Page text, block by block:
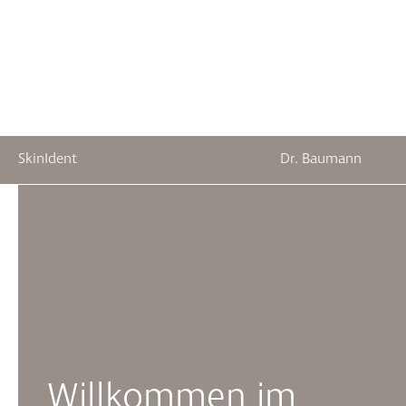
Zur Hauptnavigation springen
SkinIdent Dr. Baumann